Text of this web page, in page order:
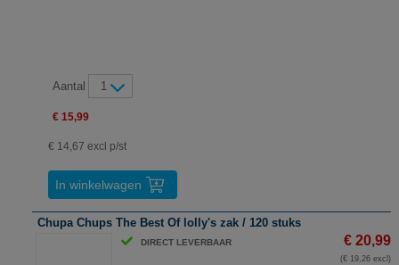
Aantal 1
€ 15,99
€ 14,67 excl p/st
In winkelwagen
Chupa Chups The Best Of lolly's zak / 120 stuks
DIRECT LEVERBAAR € 20,99
(€ 19,26 excl)